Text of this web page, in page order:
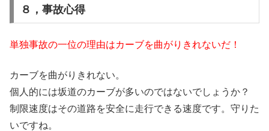
８，事故心得
単独事故の一位の理由はカーブを曲がりきれないだ！
カーブを曲がりきれない。
個人的には坂道のカーブが多いのではないでしょうか？
制限速度はその道路を安全に走行できる速度です。守りた
いですね。